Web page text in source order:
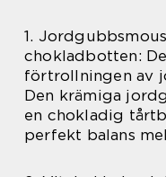
1.
chokladbotten:
förtrollningen av
Den krämiga
en chokladig
perfekt balans